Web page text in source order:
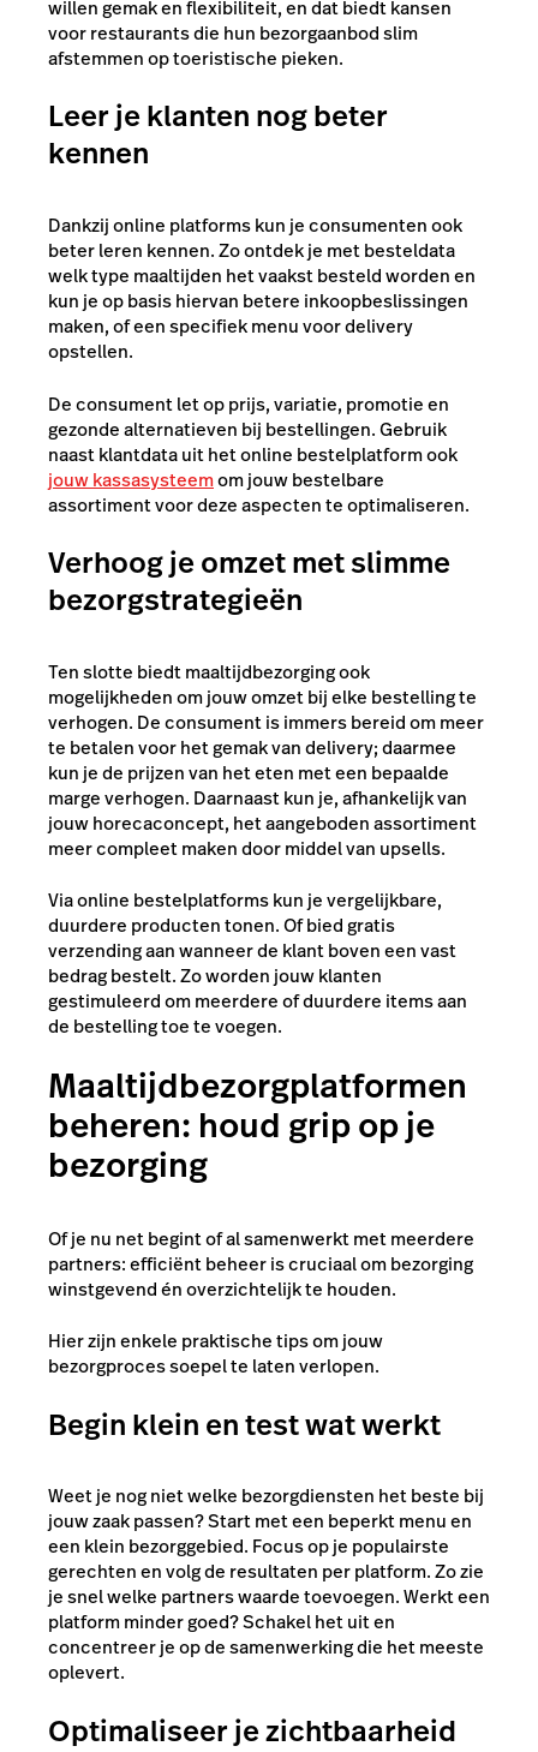
willen gemak en flexibiliteit, en dat biedt kansen
voor restaurants die hun bezorgaanbod slim
afstemmen op toeristische pieken.
Leer je klanten nog beter
kennen
Dankzij online platforms kun je consumenten ook
beter leren kennen. Zo ontdek je met besteldata
welk type maaltijden het vaakst besteld worden en
kun je op basis hiervan betere inkoopbeslissingen
maken, of een specifiek menu voor delivery
opstellen.
De consument let op prijs, variatie, promotie en
gezonde alternatieven bij bestellingen. Gebruik
naast klantdata uit het online bestelplatform ook
jouw kassasysteemom jouw bestelbare
assortiment voor deze aspecten te optimaliseren.
Verhoog je omzet met slimme
bezorgstrategieën
Ten slotte biedt maaltijdbezorging ook
mogelijkheden om jouw omzet bij elke bestelling te
verhogen. De consument is immers bereid om meer
te betalen voor het gemak van delivery; daarmee
kun je de prijzen van het eten met een bepaalde
marge verhogen. Daarnaast kun je, afhankelijk van
jouw horecaconcept, het aangeboden assortiment
meer compleet maken door middel van upsells.
Via online bestelplatforms kun je vergelijkbare,
duurdere producten tonen. Of bied gratis
verzending aan wanneer de klant boven een vast
bedrag bestelt. Zo worden jouw klanten
gestimuleerd om meerdere of duurdere items aan
de bestelling toe te voegen.
Maaltijdbezorgplatformen
beheren: houd grip op je
bezorging
Of je nu net begint of al samenwerkt met meerdere
partners: efficiënt beheer is cruciaal om bezorging
winstgevend én overzichtelijk te houden.
Hier zijn enkele praktische tips om jouw
bezorgproces soepel te laten verlopen.
Begin klein en test wat werkt
Weet je nog niet welke bezorgdiensten het beste bij
jouw zaak passen? Start met een beperkt menu en
een klein bezorggebied. Focus op je populairste
gerechten en volg de resultaten per platform. Zo zie
je snel welke partners waarde toevoegen. Werkt een
platform minder goed? Schakel het uit en
concentreer je op de samenwerking die het meeste
oplevert.
Optimaliseer je zichtbaarheid